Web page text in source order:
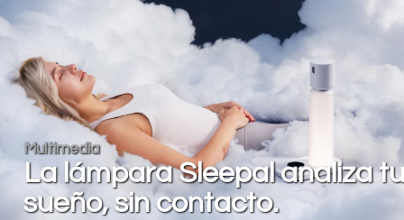
Multimedia
La lámpara Sleepal analiza tu
sueño, sin contacto.